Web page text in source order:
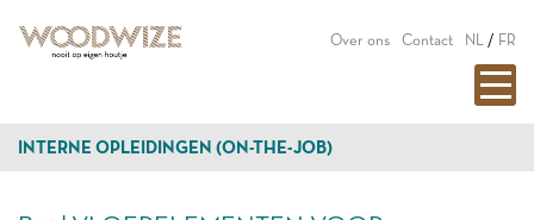
Over ons Contact NL / FR
INTERNE OPLEIDINGEN (ON-THE-JOB)